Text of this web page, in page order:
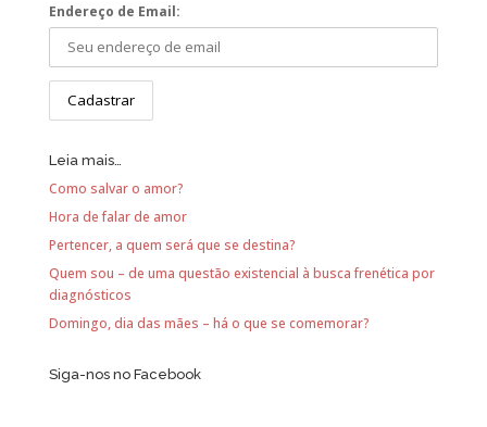
Endereço de Email:
Leia mais…
Como salvar o amor?
Hora de falar de amor
Pertencer, a quem será que se destina?
Quem sou – de uma questão existencial à busca frenética por
diagnósticos
Domingo, dia das mães – há o que se comemorar?
Siga-nos no Facebook